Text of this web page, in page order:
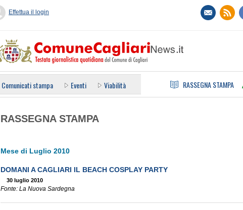
Effettua il login
Comunicati stampa Eventi Viabilità RASSEGNA STAMPA
RASSEGNA STAMPA
Mese di Luglio 2010
DOMANI A CAGLIARI IL BEACH COSPLAY PARTY
30 luglio 2010
Fonte: La Nuova Sardegna